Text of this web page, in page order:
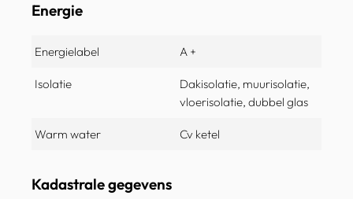
Energie
Energielabel A +
Isolatie
Dakisolatie, muurisolatie,
vloerisolatie, dubbel glas
Warm water Cv ketel
Kadastrale gegevens